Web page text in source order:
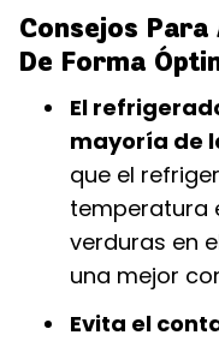
Consejos
De Forma
El
mayoría de
que el
temperatura
verduras en
una mejor
Evita el